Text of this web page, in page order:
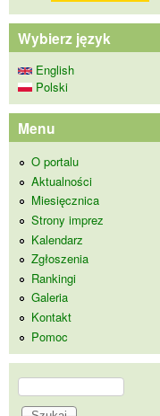
Wybierz język
English
Polski
Menu
O portalu
Aktualności
Miesięcznica
Strony imprez
Kalendarz
Zgłoszenia
Rankingi
Galeria
Kontakt
Pomoc
Formularz
Szukaj